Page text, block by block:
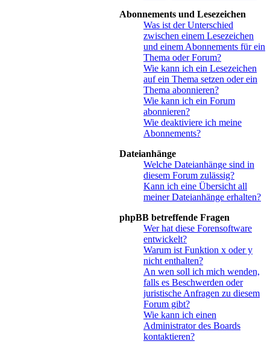
Abonnements und Lesezeichen
Was ist der Unterschied
zwischen einem Lesezeichen
und einem Abonnements für ein
Thema oder Forum?
Wie kann ich ein Lesezeichen
auf ein Thema setzen oder ein
Thema abonnieren?
Wie kann ich ein Forum
abonnieren?
Wie deaktiviere ich meine
Abonnements?
Dateianhänge
Welche Dateianhänge sind in
diesem Forum zulässig?
Kann ich eine Übersicht all
meiner Dateianhänge erhalten?
phpBB betreffende Fragen
Wer hat diese Forensoftware
entwickelt?
Warum ist Funktion x oder y
nicht enthalten?
An wen soll ich mich wenden,
falls es Beschwerden oder
juristische Anfragen zu diesem
Forum gibt?
Wie kann ich einen
Administrator des Boards
kontaktieren?